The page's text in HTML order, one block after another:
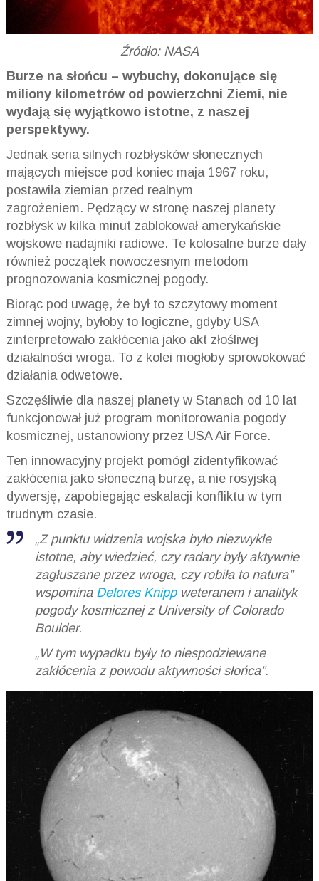
Źródło: NASA
Burze na słońcu – wybuchy, dokonujące się
miliony kilometrów od powierzchni Ziemi, nie
wydają się wyjątkowo istotne, z naszej
perspektywy.
Jednak seria silnych rozbłysków słonecznych
mających miejsce pod koniec maja 1967 roku,
postawiła ziemian przed realnym
zagrożeniem. Pędzący w stronę naszej planety
rozbłysk w kilka minut zablokował amerykańskie
wojskowe nadajniki radiowe. Te kolosalne burze dały
również początek nowoczesnym metodom
prognozowania kosmicznej pogody.
Biorąc pod uwagę, że był to szczytowy moment
zimnej wojny, byłoby to logiczne, gdyby USA
zinterpretowało zakłócenia jako akt złośliwej
działalności wroga. To z kolei mogłoby sprowokować
działania odwetowe.
Szczęśliwie dla naszej planety w Stanach od 10 lat
funkcjonował już program monitorowania pogody
kosmicznej, ustanowiony przez USA Air Force.
Ten innowacyjny projekt pomógł zidentyfikować
zakłócenia jako słoneczną burzę, a nie rosyjską
dywersję, zapobiegając eskalacji konfliktu w tym
trudnym czasie.
„Z punktu widzenia wojska było niezwykle
istotne, aby wiedzieć, czy radary były aktywnie
zagłuszane przez wroga, czy robiła to natura”
wspomina Delores Knippweteranem i analityk
pogody kosmicznej z University of Colorado
Boulder.
„W tym wypadku były to niespodziewane
zakłócenia z powodu aktywności słońca”.